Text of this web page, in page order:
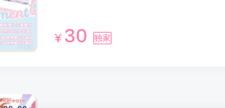
¥ 30 独家